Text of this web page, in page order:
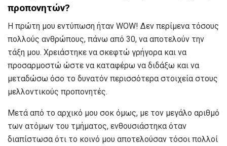
προπονητών?
Η πρώτη μου εντύπωση ήταν WOW! Δεν περίμενα τόσους
πολλούς ανθρώπους, πάνω από 30, να αποτελούν την
τάξη μου. Xρειάστηκε να σκεφτώ γρήγορα και να
προσαρμοστώ ώστε να καταφέρω να διδάξω και να
μεταδώσω όσο το δυνατόν περισσότερα στοιχεία στους
μελλοντικούς προπονητές.
Μετά από το αρχικό μου σοκ όμως, με τον μεγάλο αριθμό
των ατόμων του τμήματος, ενθουσιάστηκα όταν
διαπίστωσα ότι το κοινό μου αποτελούσαν τόσοι πολλοί